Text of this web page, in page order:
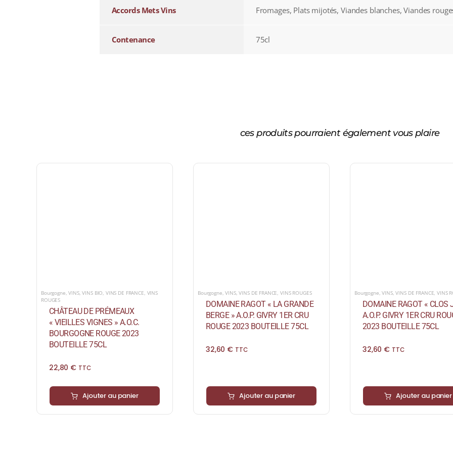
Accords Mets Vins Fromages, Plats mijotés, Viandes blanches, Viandes
Contenance 75cl
ces produits pourraient également vous plaire
Bourgogne,VINS,VINS BIO, VINS DE FRANCE, VINS
ROUGES
CHÂTEAU DE PRÉMEAUX
« VIEILLES VIGNES » A.O.C.
BOURGOGNE ROUGE 2023
BOUTEILLE 75CL
22,80 € TTC
Ajouter au panier
Bourgogne,VINS,VINS DE FRANCE,VINS ROUGES
DOMAINE RAGOT « LA GRANDE
BERGE » A.O.P. GIVRY 1ER CRU
ROUGE 2023 BOUTEILLE 75CL
32,60 € TTC
Ajouter au panier
Bourgogne,VINS,VINS DE FRANCE,VINS
DOMAINE RAGOT « CLOS
A.O.P. GIVRY 1ER CRU
2023 BOUTEILLE 75CL
32,60 € TTC
Ajouter au panier